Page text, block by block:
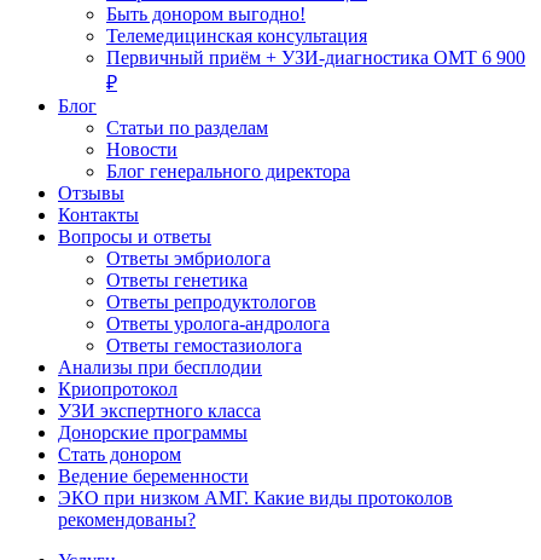
Быть донором выгодно!
Телемедицинская консультация
Первичный приём + УЗИ-диагностика ОМТ 6 900
₽
Блог
Статьи по разделам
Новости
Блог генерального директора
Отзывы
Контакты
Вопросы и ответы
Ответы эмбриолога
Ответы генетика
Ответы репродуктологов
Ответы уролога-андролога
Ответы гемостазиолога
Анализы при бесплодии
Криопротокол
УЗИ экспертного класса
Донорские программы
Стать донором
Ведение беременности
ЭКО при низком АМГ. Какие виды протоколов
рекомендованы?